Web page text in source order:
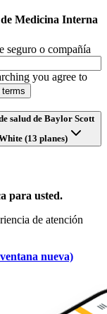
Medicina Interna
seguro o compañía
you agree to
salud de Baylor Scott
(13 planes)
para usted.
de atención
nueva)